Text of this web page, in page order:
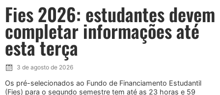
Fies 2026: estudantes devem
completar informações até
esta terça
3 de agosto de 2026
Os pré-selecionados ao Fundo de Financiamento Estudantil
(Fies) para o segundo semestre tem até as 23 horas e 59